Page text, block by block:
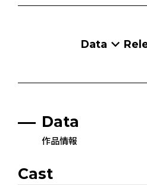
Data
Data
作品情報
Cast